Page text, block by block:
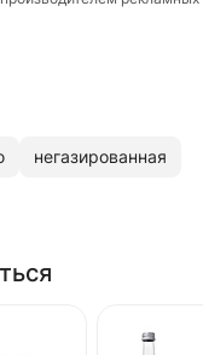
негазированная